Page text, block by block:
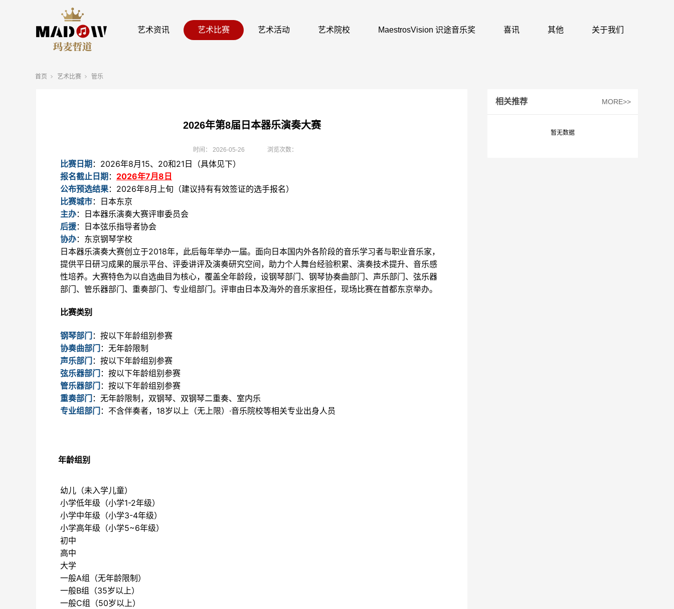
艺术资讯 艺术比赛 艺术活动 艺术院校 MaestrosVision 识途音乐奖 喜讯 其他 关于我们
首页 艺术比赛 管乐
2026年第8届日本器乐演奏大赛
时间： 2026-05-26 浏览次数：
比赛日期 ：2026年8月15、20和21日（具体见下）
报名截止日期 ： 2026年7月8日
公布预选结果：2026年8月上旬（建议持有有效签证的选手报名）
比赛城市：日本东京
主办：日本器乐演奏大赛评审委员会
后援：日本弦乐指导者协会
协办：东京钢琴学校
日本器乐演奏大赛创立于2018年，此后每年举办一届。面向日本国内外各阶段的音乐学习者与职业音乐家，
提供平日研习成果的展示平台、评委讲评及演奏研究空间，助力个人舞台经验积累、演奏技术提升、音乐感
性培养。大赛特色为以自选曲目为核心，覆盖全年龄段，设钢琴部门、钢琴协奏曲部门、声乐部门、弦乐器
部门、管乐器部门、重奏部门、专业组部门。评审由日本及海外的音乐家担任，现场比赛在首都东京举办。
比赛类别
钢琴部门 ：按以下年龄组别参赛
协奏曲部门 ：无年龄限制
声乐部门 ：按以下年龄组别参赛
弦乐器部门 ：按以下年龄组别参赛
管乐器部门 ：按以下年龄组别参赛
重奏部门 ：无年龄限制，双钢琴、双钢琴二重奏、室内乐
专业组部门 ：不含伴奏者，18岁以上（无上限）·音乐院校等相关专业出身人员
年龄组别
幼儿（未入学儿童）
小学低年级（小学1-2年级）
小学中年级（小学3-4年级）
小学高年级（小学5~6年级）
初中
高中
大学
一般A组（无年龄限制）
一般B组（35岁以上）
一般C组（50岁以上）
相关推荐 MORE>>
暂无数据